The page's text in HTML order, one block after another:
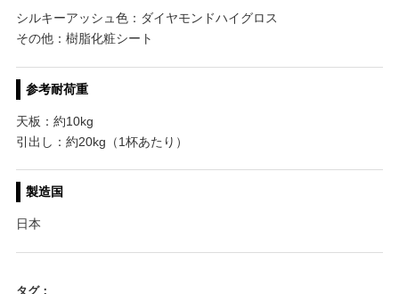
シルキーアッシュ色：ダイヤモンドハイグロス
その他：樹脂化粧シート
参考耐荷重
天板：約10kg
引出し：約20kg（1杯あたり）
製造国
日本
タグ：